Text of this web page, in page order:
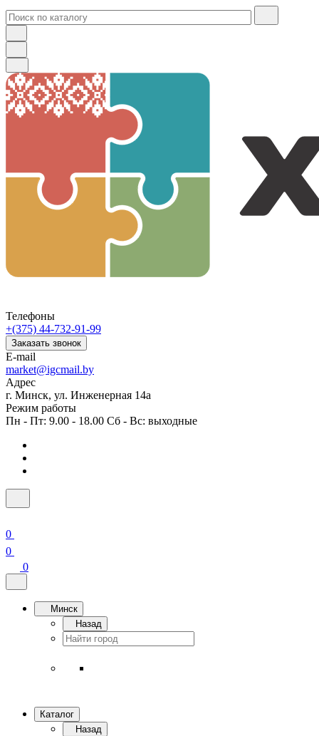
Телефоны
+(375) 44-732-91-99
Заказать звонок
E-mail
market@igcmail.by
Адрес
г. Минск, ул. Инженерная 14а
Режим работы
Пн - Пт: 9.00 - 18.00 Сб - Вс: выходные
0
0
0
Минск
Назад
Каталог
Назад